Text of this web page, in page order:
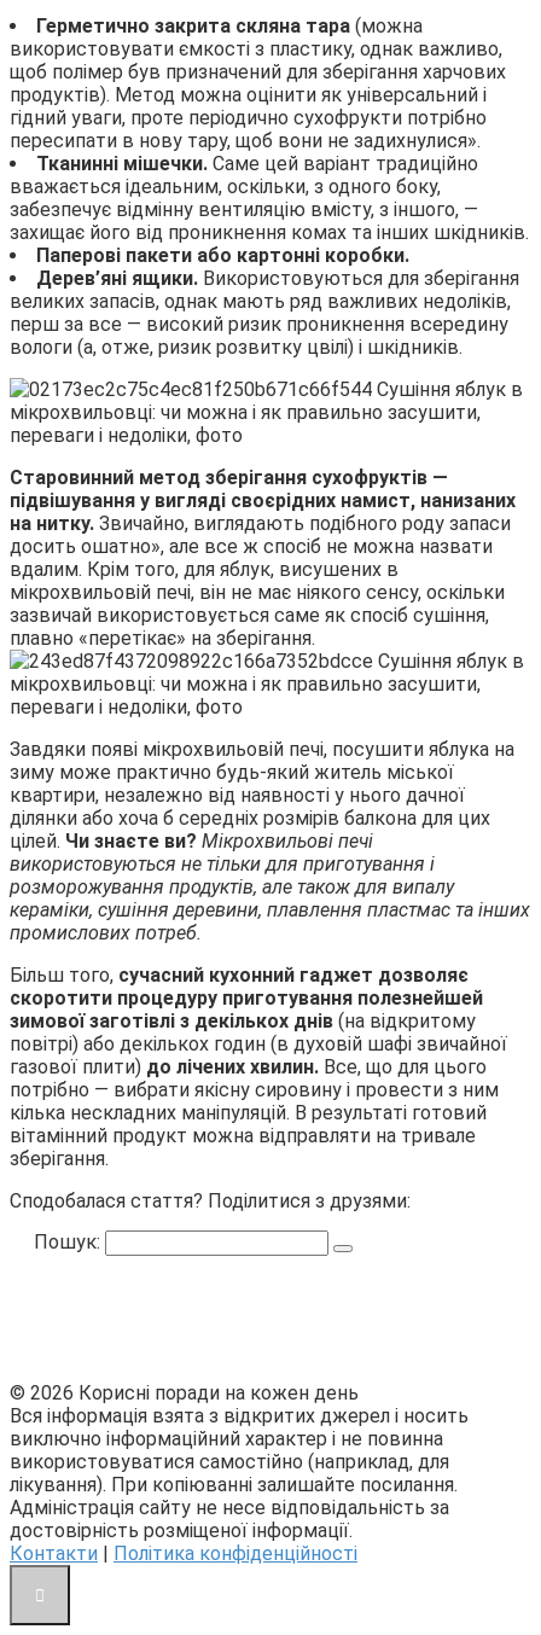
Герметично закрита скляна тара (можна
використовувати ємкості з пластику, однак важливо,
щоб полімер був призначений для зберігання харчових
продуктів). Метод можна оцінити як універсальний і
гідний уваги, проте періодично сухофрукти потрібно
пересипати в нову тару, щоб вони не задихнулися».
Тканинні мішечки. Саме цей варіант традиційно
вважається ідеальним, оскільки, з одного боку,
забезпечує відмінну вентиляцію вмісту, з іншого, —
захищає його від проникнення комах та інших шкідників.
Паперові пакети або картонні коробки.
Дерев’яні ящики. Використовуються для зберігання
великих запасів, однак мають ряд важливих недоліків,
перш за все — високий ризик проникнення всередину
вологи (а, отже, ризик розвитку цвілі) і шкідників.
Старовинний метод зберігання сухофруктів —
підвішування у вигляді своєрідних намист, нанизаних
на нитку. Звичайно, виглядають подібного роду запаси
досить ошатно», але все ж спосіб не можна назвати
вдалим. Крім того, для яблук, висушених в
мікрохвильовій печі, він не має ніякого сенсу, оскільки
зазвичай використовується саме як спосіб сушіння,
плавно «перетікає» на зберігання.
Завдяки появі мікрохвильовій печі, посушити яблука на
зиму може практично будь-який житель міської
квартири, незалежно від наявності у нього дачної
ділянки або хоча б середніх розмірів балкона для цих
цілей. Чи знаєте ви? Мікрохвильові печі
використовуються не тільки для приготування і
розморожування продуктів, але також для випалу
кераміки, сушіння деревини, плавлення пластмас та інших
промислових потреб.
Більш того, сучасний кухонний гаджет дозволяє
скоротити процедуру приготування полезнейшей
зимової заготівлі з декількох днів (на відкритому
повітрі) або декількох годин (в духовій шафі звичайної
газової плити) до лічених хвилин. Все, що для цього
потрібно — вибрати якісну сировину і провести з ним
кілька нескладних маніпуляцій. В результаті готовий
вітамінний продукт можна відправляти на тривале
зберігання.
Сподобалася стаття? Поділитися з друзями:
Пошук:
© 2026 Корисні поради на кожен день
Вся інформація взята з відкритих джерел і носить
виключно інформаційний характер і не повинна
використовуватися самостійно (наприклад, для
лікування). При копіюванні залишайте посилання.
Адміністрація сайту не несе відповідальність за
достовірність розміщеної інформації.
Контакти
Політика конфіденційності